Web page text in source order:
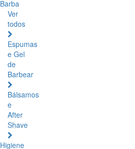
Barba
Ver
todos
Espumas
e Gel
de
Barbear
Bálsamos
e
After
Shave
Higiene